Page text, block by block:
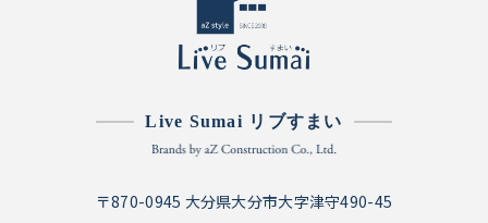
Live Sumai リブすまい
〒870-0945 大分県大分市大字津守490-45